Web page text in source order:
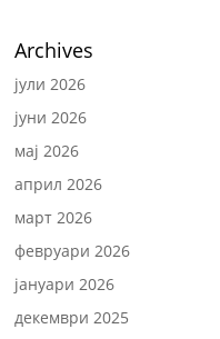
Archives
јули 2026
јуни 2026
мај 2026
април 2026
март 2026
февруари 2026
јануари 2026
декември 2025